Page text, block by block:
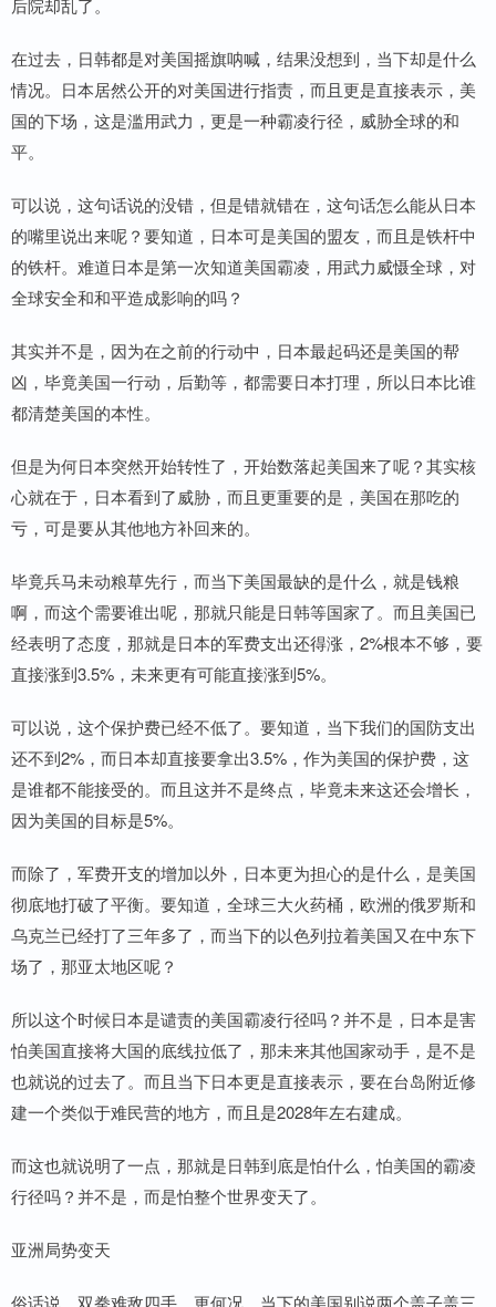
后院却乱了。
在过去，日韩都是对美国摇旗呐喊，结果没想到，当下却是什么
情况。日本居然公开的对美国进行指责，而且更是直接表示，美
国的下场，这是滥用武力，更是一种霸凌行径，威胁全球的和
平。
可以说，这句话说的没错，但是错就错在，这句话怎么能从日本
的嘴里说出来呢？要知道，日本可是美国的盟友，而且是铁杆中
的铁杆。难道日本是第一次知道美国霸凌，用武力威慑全球，对
全球安全和和平造成影响的吗？
其实并不是，因为在之前的行动中，日本最起码还是美国的帮
凶，毕竟美国一行动，后勤等，都需要日本打理，所以日本比谁
都清楚美国的本性。
但是为何日本突然开始转性了，开始数落起美国来了呢？其实核
心就在于，日本看到了威胁，而且更重要的是，美国在那吃的
亏，可是要从其他地方补回来的。
毕竟兵马未动粮草先行，而当下美国最缺的是什么，就是钱粮
啊，而这个需要谁出呢，那就只能是日韩等国家了。而且美国已
经表明了态度，那就是日本的军费支出还得涨，2%根本不够，要
直接涨到3.5%，未来更有可能直接涨到5%。
可以说，这个保护费已经不低了。要知道，当下我们的国防支出
还不到2%，而日本却直接要拿出3.5%，作为美国的保护费，这
是谁都不能接受的。而且这并不是终点，毕竟未来这还会增长，
因为美国的目标是5%。
而除了，军费开支的增加以外，日本更为担心的是什么，是美国
彻底地打破了平衡。要知道，全球三大火药桶，欧洲的俄罗斯和
乌克兰已经打了三年多了，而当下的以色列拉着美国又在中东下
场了，那亚太地区呢？
所以这个时候日本是谴责的美国霸凌行径吗？并不是，日本是害
怕美国直接将大国的底线拉低了，那未来其他国家动手，是不是
也就说的过去了。而且当下日本更是直接表示，要在台岛附近修
建一个类似于难民营的地方，而且是2028年左右建成。
而这也就说明了一点，那就是日韩到底是怕什么，怕美国的霸凌
行径吗？并不是，而是怕整个世界变天了。
亚洲局势变天